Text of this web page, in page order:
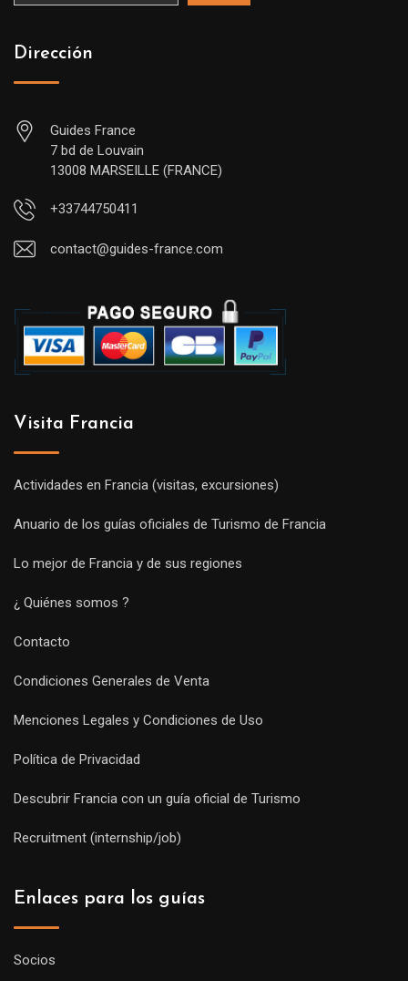
Dirección
Guides France
7 bd de Louvain
13008 MARSEILLE (FRANCE)
+33744750411
contact@guides-france.com
Visita Francia
Actividades en Francia (visitas, excursiones)
Anuario de los guías oficiales de Turismo de Francia
Lo mejor de Francia y de sus regiones
¿ Quiénes somos ?
Contacto
Condiciones Generales de Venta
Menciones Legales y Condiciones de Uso
Política de Privacidad
Descubrir Francia con un guía oficial de Turismo
Recruitment (internship/job)
Enlaces para los guías
Socios